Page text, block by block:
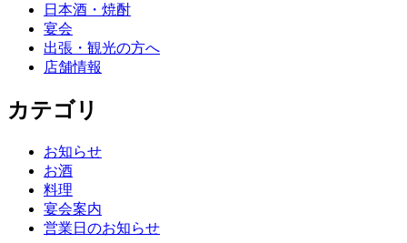
日本酒・焼酎
宴会
出張・観光の方へ
店舗情報
カテゴリ
お知らせ
お酒
料理
宴会案内
営業日のお知らせ